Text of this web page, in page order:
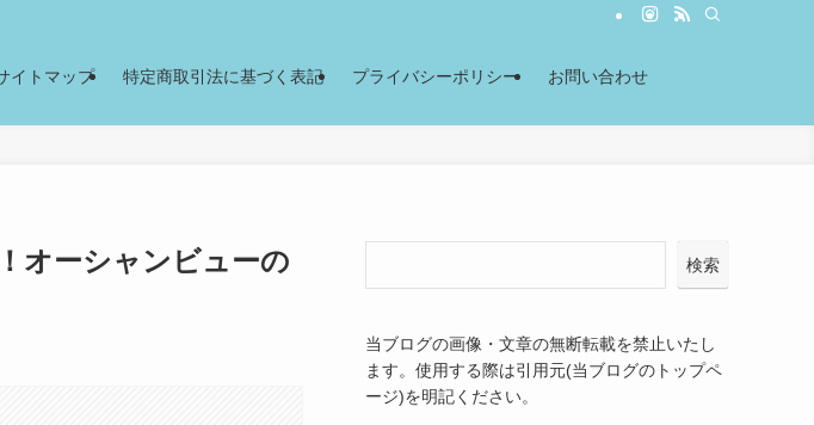
イトマップ 特定商取引法に基づく表記 プライバシーポリシー お問い合わせ
オーシャンビューの
検索
当ブログの画像・文章の無断転載を禁止いたし
ます。使用する際は引用元(当ブログのトップペ
ージ)を明記ください。